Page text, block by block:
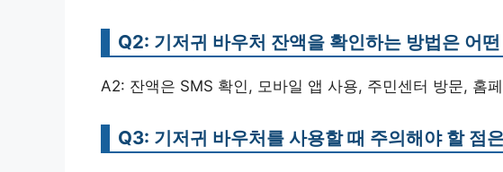
Q2: 기저귀 바우처 잔액을 확인하는 방법은 어
A2: 잔액은 SMS 확인, 모바일 앱 사용, 주민센터 방문, 홈
Q3: 기저귀 바우처를 사용할 때 주의해야 할 점